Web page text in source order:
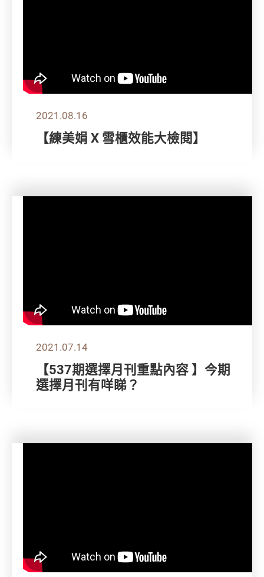
2021.08.16
【練美娟 X 雪櫃效能大檢閱】
2021.07.14
【537期選擇月刊重點內容 】今期
選擇月刊有咩睇？